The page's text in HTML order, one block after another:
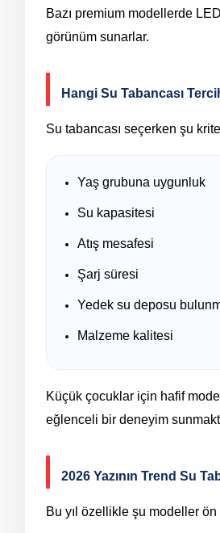
Bazı premium modellerde
görünüm sunarlar.
Hangi Su Tabancası
Su tabancası seçerken şu
Yaş grubuna uygunluk
Su kapasitesi
Atış mesafesi
Şarj süresi
Yedek su deposu
Malzeme kalitesi
Küçük çocuklar için hafif
eğlenceli bir deneyim
2026 Yazının Trend Su
Bu yıl özellikle şu modeller ön